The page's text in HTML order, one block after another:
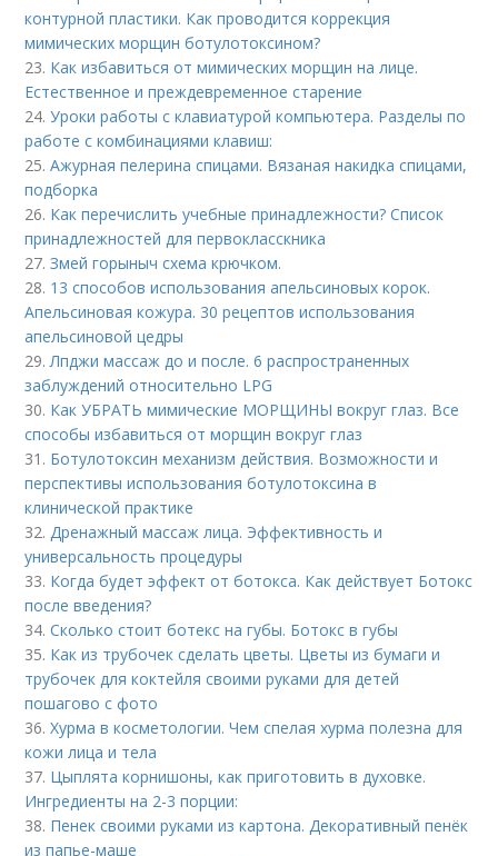
контурной пластики. Как проводится коррекция
мимических морщин ботулотоксином?
23. Как избавиться от мимических морщин на лице.
Естественное и преждевременное старение
24.Уроки работы с клавиатурой компьютера. Разделы по
работе с комбинациями клавиш:
25.Ажурная пелерина спицами. Вязаная накидка спицами,
подборка
26. Как перечислить учебные принадлежности? Список
принадлежностей для первокласскника
27.Змей горыныч схема крючком.
28. 13 способов использования апельсиновых корок.
Апельсиновая кожура. 30 рецептов использования
апельсиновой цедры
29. Лпджи массаж до и после. 6 распространенных
заблуждений относительно LPG
30. Как УБРАТЬ мимические МОРЩИНЫ вокруг глаз. Все
способы избавиться от морщин вокруг глаз
31. Ботулотоксин механизм действия. Возможности и
перспективы использования ботулотоксина в
клинической практике
32. Дренажный массаж лица. Эффективность и
универсальность процедуры
33. Когда будет эффект от ботокса. Как действует Ботокс
после введения?
34.Сколько стоит ботекс на губы. Ботокс в губы
35. Как из трубочек сделать цветы. Цветы из бумаги и
трубочек для коктейля своими руками для детей
пошагово с фото
36.Хурма в косметологии. Чем спелая хурма полезна для
кожи лица и тела
37. Цыплята корнишоны, как приготовить в духовке.
Ингредиенты на 2-3 порции:
38. Пенек своими руками из картона. Декоративный пенёк
из папье-маше